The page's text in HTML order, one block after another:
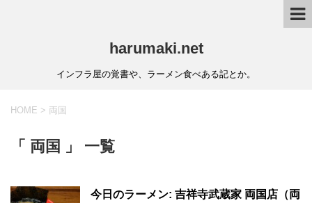
harumaki.net
インフラ屋の覚書や、ラーメン食べある記とか。
HOME > 両国
「 両国 」 一覧
今日のラーメン: 吉祥寺武蔵家 両国店（両